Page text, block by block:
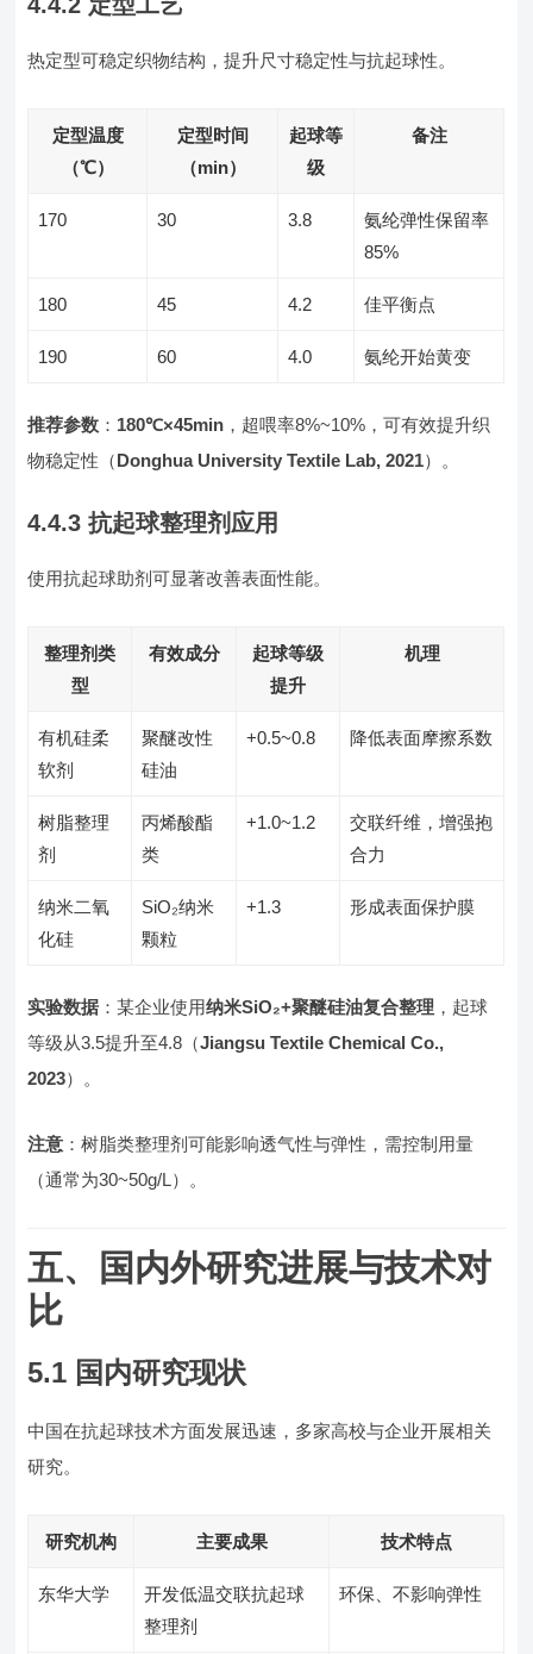
热定型可稳定织物结构，提升尺寸稳定性与抗起球性。
定型温度
（℃）
定型时间
（min）
起球等
级
备注
170 30 3.8
氨纶弹性保留率
85%
180 45 4.2 佳平衡点
190 60 4.0 氨纶开始黄变
推荐参数 ： 180℃×45min ，超喂率8%~10%，可有效提升织
物稳定性（Donghua University Textile Lab, 2021）。
4.4.3 抗起球整理剂应用
使用抗起球助剂可显著改善表面性能。
整理剂类
型
有效成分
起球等级
提升
机理
有机硅柔
软剂
聚醚改性
硅油
+0.5~0.8 降低表面摩擦系数
树脂整理
剂
丙烯酸酯
类
+1.0~1.2
交联纤维，增强抱
合力
纳米二氧
化硅
SiO₂纳米
颗粒
+1.3 形成表面保护膜
实验数据 ：某企业使用纳米SiO₂+聚醚硅油复合整理 ，起球
等级从3.5提升至4.8（Jiangsu Textile Chemical Co.,
2023）。
注意 ：树脂类整理剂可能影响透气性与弹性，需控制用量
（通常为30~50g/L）。
五、国内外研究进展与技术对
比
5.1 国内研究现状
中国在抗起球技术方面发展迅速，多家高校与企业开展相关
研究。
研究机构 主要成果 技术特点
东华大学
开发低温交联抗起球
整理剂
环保、不影响弹性